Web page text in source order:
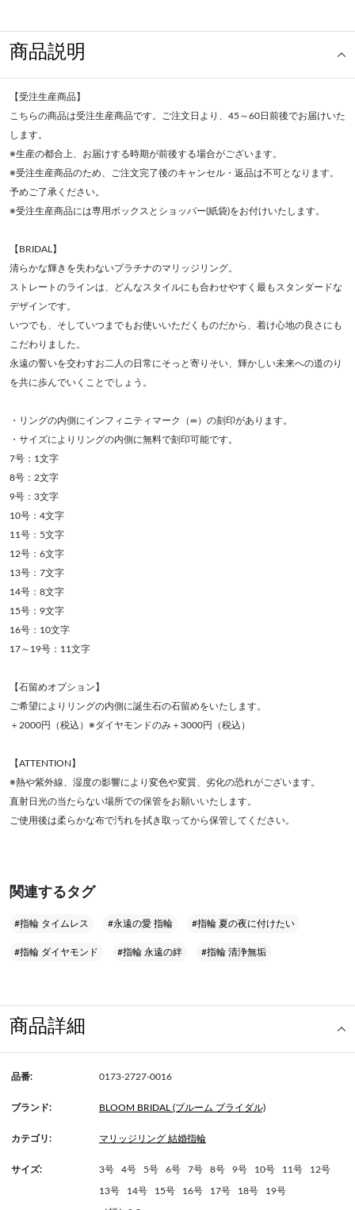
商品説明
【受注生産商品】
こちらの商品は受注生産商品です。ご注文日より、45～60日前後でお届けいた
します。
※生産の都合上、お届けする時期が前後する場合がございます。
※受注生産商品のため、ご注文完了後のキャンセル・返品は不可となります。
予めご了承ください。
※受注生産商品には専用ボックスとショッパー(紙袋)をお付けいたします。
【BRIDAL】
清らかな輝きを失わないプラチナのマリッジリング。
ストレートのラインは、どんなスタイルにも合わせやすく最もスタンダードな
デザインです。
いつでも、そしていつまでもお使いいただくものだから、着け心地の良さにも
こだわりました。
永遠の誓いを交わすお二人の日常にそっと寄りそい、輝かしい未来への道のり
を共に歩んでいくことでしょう。
・リングの内側にインフィニティマーク（∞）の刻印があります。
・サイズによりリングの内側に無料で刻印可能です。
7号：1文字
8号：2文字
9号：3文字
10号：4文字
11号：5文字
12号：6文字
13号：7文字
14号：8文字
15号：9文字
16号：10文字
17～19号：11文字
【石留めオプション】
ご希望によりリングの内側に誕生石の石留めをいたします。
＋2000円（税込）※ダイヤモンドのみ＋3000円（税込）
【ATTENTION】
※熱や紫外線、湿度の影響により変色や変質、劣化の恐れがございます。
直射日光の当たらない場所での保管をお願いいたします。
ご使用後は柔らかな布で汚れを拭き取ってから保管してください。
関連するタグ
#指輪 タイムレス #永遠の愛 指輪 #指輪 夏の夜に付けたい
#指輪 ダイヤモンド #指輪 永遠の絆 #指輪 清浄無垢
商品詳細
品番: 0173-2727-0016
ブランド: BLOOM BRIDAL (ブルーム ブライダル)
カテゴリ: マリッジリング 結婚指輪
サイズ: 3号 4号 5号 6号 7号 8号 9号 10号 11号 12号
13号 14号 15号 16号 17号 18号 19号